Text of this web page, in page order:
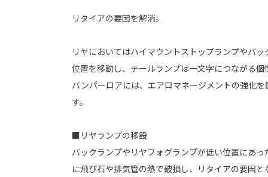
リタイアの要因を解消。
リヤにおいてはハイマウントストップランプやバ
位置を移動し、テールランプは一文字につながる
バンパーロアには、エアロマネージメントの強化
す。
■リヤランプの移設
バックランプやリヤフォグランプが低い位置にあ
に飛び石や排気管の熱で破損し、リタイアの要因